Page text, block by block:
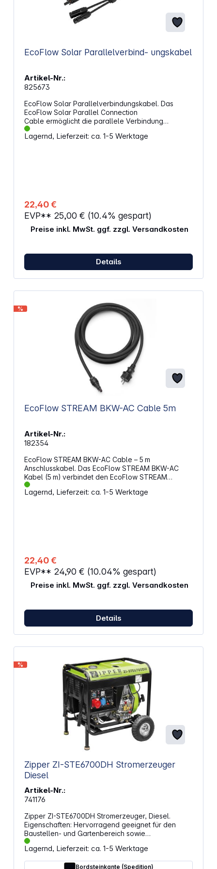
EcoFlow Solar Parallelverbind- ungskabel
Artikel-Nr.:
825673
EcoFlow Solar Parallelverbindungskabel. Das
EcoFlow Solar Parallel Connection
Cable ermöglicht die parallele Verbindung
von Solarmodulen mit EcoFlow-Powerstations
der DELTA- und RIVER-Serien. Eigenschaften: Zur
Aufladen von Powerstations der EcoFlow RIVER-
Serie PV DC Solar-Anschlüsse
Lagernd, Lieferzeit: ca. 1-5 Werktage
22,40 €
EVP** 25,00 € (10.4% gespart)
Preise inkl. MwSt. ggf. zzgl. Versandkosten
Details
%
EcoFlow STREAM BKW-AC Cable 5m
Artikel-Nr.:
182354
EcoFlow STREAM BKW-AC Cable – 5 m
Anschlusskabel. Das EcoFlow STREAM BKW-AC
Kabel (5 m) verbindet den EcoFlow STREAM
Mikrowechselrichter direkt mit
dem Hausstromnetz und eignet sich ideal für
Netzanschluss
Lagernd, Lieferzeit: ca. 1-5 Werktage
22,40 €
EVP** 24,90 € (10.04% gespart)
Preise inkl. MwSt. ggf. zzgl. Versandkosten
Details
%
Zipper ZI-STE6700DH Stromerzeuger
Diesel
Artikel-Nr.:
741176
Zipper ZI-STE6700DH Stromerzeuger, Diesel.
Eigenschaften: Hervorragend geeignet für den
Baustellen- und Gartenbereich sowie
landwirtschaftlichen Einsatz E-Start, Seilzug
Einfache Bedienung Fahrwerk und Handgriffe Hohe
Tankkapazität AVR Regelung Technische Daten:
Lagernd, Lieferzeit: ca. 1-5 Werktage
Bordsteinkante (Spedition)